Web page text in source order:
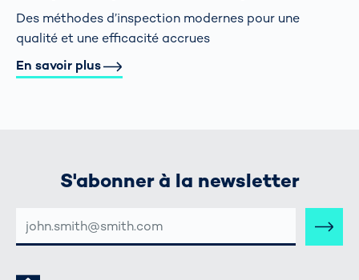
Des méthodes d’inspection modernes pour une
qualité et une efficacité accrues
En savoir plus
S'abonner à la newsletter
MAIL